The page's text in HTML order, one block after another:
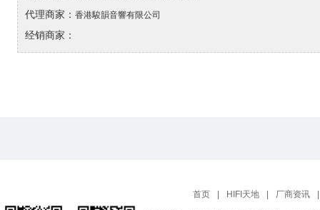
代理商家： 香港駿韻音響有限公司
经销商家：
首页 | HIFI天地 | 厂商资讯 |